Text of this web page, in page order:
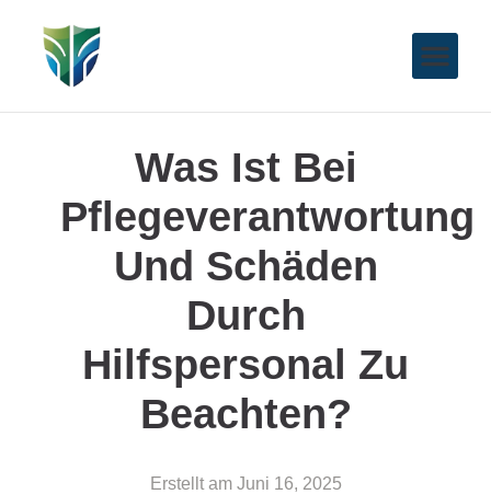
Was Ist Bei
Pflegeverantwortung
Und Schäden
Durch
Hilfspersonal Zu
Beachten?
Erstellt am Juni 16, 2025